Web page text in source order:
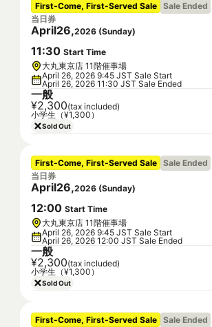
First-Come, First-Served Sale Sale Ended
当日券
April26,2026 (Sunday)
11:30 Start Time
大丸東京店 11階催事場
April 26, 2026 9:45 JST Sale Start
April 26, 2026 11:30 JST Sale Ended
一般
¥2,300(tax included)
小学生（¥1,300）
Sold Out
First-Come, First-Served Sale Sale Ended
当日券
April26,2026 (Sunday)
12:00 Start Time
大丸東京店 11階催事場
April 26, 2026 9:45 JST Sale Start
April 26, 2026 12:00 JST Sale Ended
一般
¥2,300(tax included)
小学生（¥1,300）
Sold Out
First-Come, First-Served Sale Sale Ended